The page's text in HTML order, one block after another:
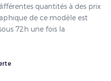
quantités à des prix
de ce modèle est
72h une fois la